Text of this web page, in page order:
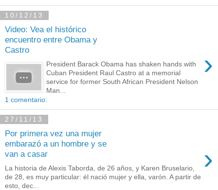
10/12/13
Video: Vea el histórico
encuentro entre Obama y
Castro
›
President Barack Obama has shaken hands with
Cuban President Raul Castro at a memorial
service for former South African President Nelson
Man...
1 comentario:
27/11/13
Por primera vez una mujer
embarazó a un hombre y se
van a casar
›
La historia de Alexis Taborda, de 26 años, y Karen Bruselario,
de 28, es muy particular: él nació mujer y ella, varón. A partir de
esto, dec...